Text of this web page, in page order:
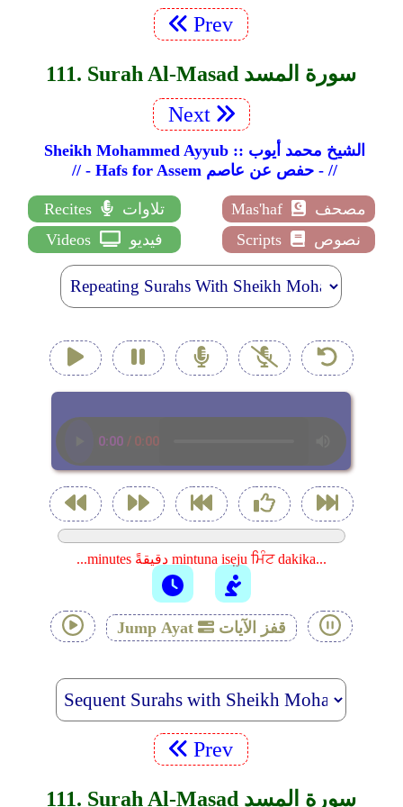
Prev
111. Surah Al-Masad سورة المسد
Next
Sheikh Mohammed Ayyub :: الشيخ محمد أيوب
// - Hafs for Assem حفص عن عاصم - //
Recites تلاوات Mas'haf
مصحف
Videos
فيديو Scripts نصوص
...minutes دقيقةً mintuna isẹju ਮਿੰਟ dakika...
Jump Ayat قفز الآيات
Prev
111. Surah Al-Masad سورة المسد